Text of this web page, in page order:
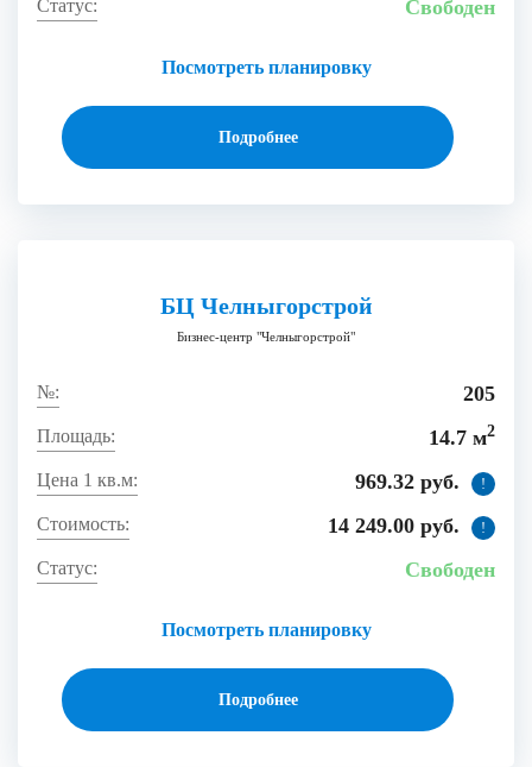
Посмотреть планировку
Свободен
Подробнее
БЦ Челныгорстрой
Бизнес-центр "Челныгорстрой"
205
14.7 м2
969.32 руб. !
14 249.00 руб. !
Посмотреть планировку
Свободен
Подробнее